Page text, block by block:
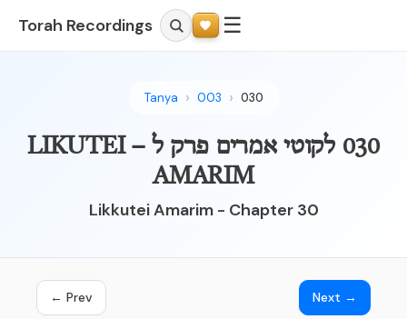
Torah Recordings ☰
Tanya 003 030
030 לקוטי אמרים פרק ל – LIKUTEI
AMARIM
Likkutei Amarim - Chapter 30
← Prev Next →